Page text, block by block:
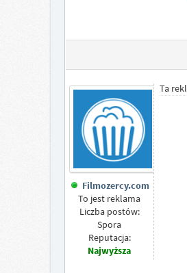
Filmozercy.com
To jest reklama
Liczba postów:
Spora
Reputacja:
Najwyższa
Ta